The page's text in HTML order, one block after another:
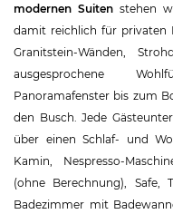
modernen Suiten stehen
damit reichlich für privaten
Granitstein-Wänden,
ausgesprochene
Panoramafenster bis zum
den Busch. Jede
über einen Schlaf- und
Kamin, Nespresso-
(ohne Berechnung), Safe,
Badezimmer mit